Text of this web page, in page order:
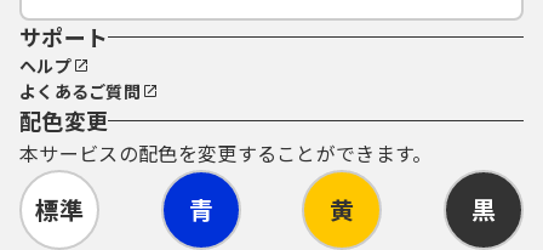
サポート
ヘルプ
よくあるご質問
配色変更
本サービスの配色を変更することができます。
標準 青 黄 黒